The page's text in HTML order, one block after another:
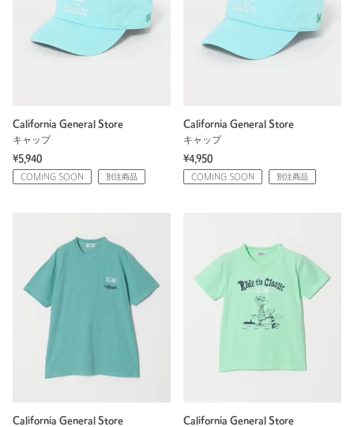
California General Store
キャップ
¥5,940
COMING SOON 別注商品
California General Store
キャップ
¥4,950
COMING SOON 別注商品
California General Store
California General Store